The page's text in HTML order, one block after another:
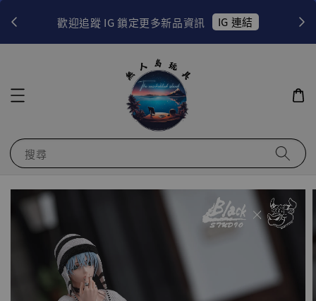
歡迎追蹤 IG 鎖定更多新品資訊 IG 連結
搜尋